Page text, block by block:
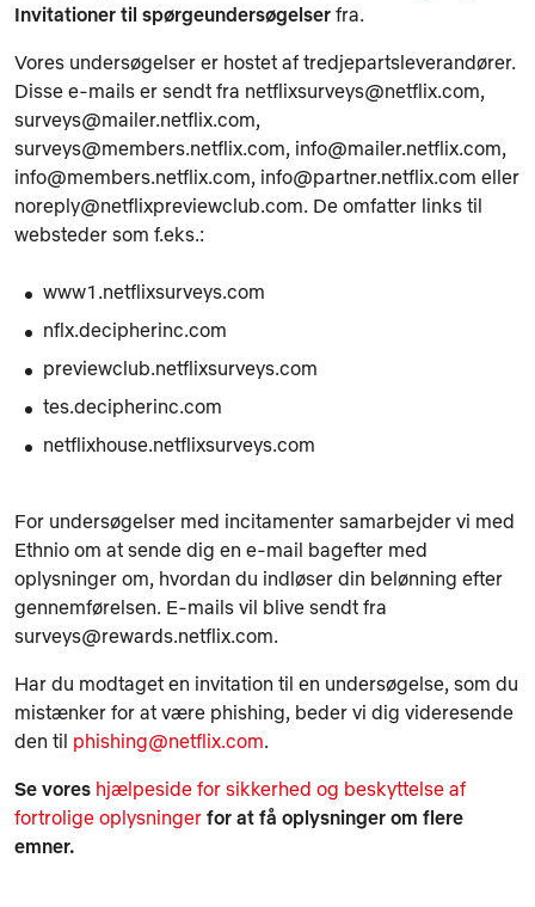
Invitationer til spørgeundersøgelser fra.
Vores undersøgelser er hostet af tredjepartsleverandører.
Disse e-mails er sendt fra netflixsurveys@netflix.com,
surveys@mailer.netflix.com,
surveys@members.netflix.com, info@mailer.netflix.com,
info@members.netflix.com, info@partner.netflix.com eller
noreply@netflixpreviewclub.com. De omfatter links til
websteder som f.eks.:
www1.netflixsurveys.com
nflx.decipherinc.com
previewclub.netflixsurveys.com
tes.decipherinc.com
netflixhouse.netflixsurveys.com
For undersøgelser med incitamenter samarbejder vi med
Ethnio om at sende dig en e-mail bagefter med
oplysninger om, hvordan du indløser din belønning efter
gennemførelsen. E-mails vil blive sendt fra
surveys@rewards.netflix.com.
Har du modtaget en invitation til en undersøgelse, som du
mistænker for at være phishing, beder vi dig videresende
den til phishing@netflix.com.
Se vores hjælpeside for sikkerhed og beskyttelse af
fortrolige oplysninger for at få oplysninger om flere
emner.